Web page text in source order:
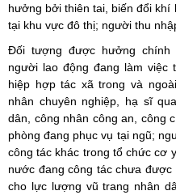
hưởng bởi thiên tai, biến đổi khí
tại khu vực đô thị; người thu
Đối tượng được hưởng chính
người lao động đang làm việc
hiệp hợp tác xã trong và
nhân chuyên nghiệp, hạ sĩ
dân, công nhân công an, công
phòng đang phục vụ tại ngũ;
công tác khác trong tổ chức cơ
nước đang công tác chưa
cho lực lượng vũ trang nhân